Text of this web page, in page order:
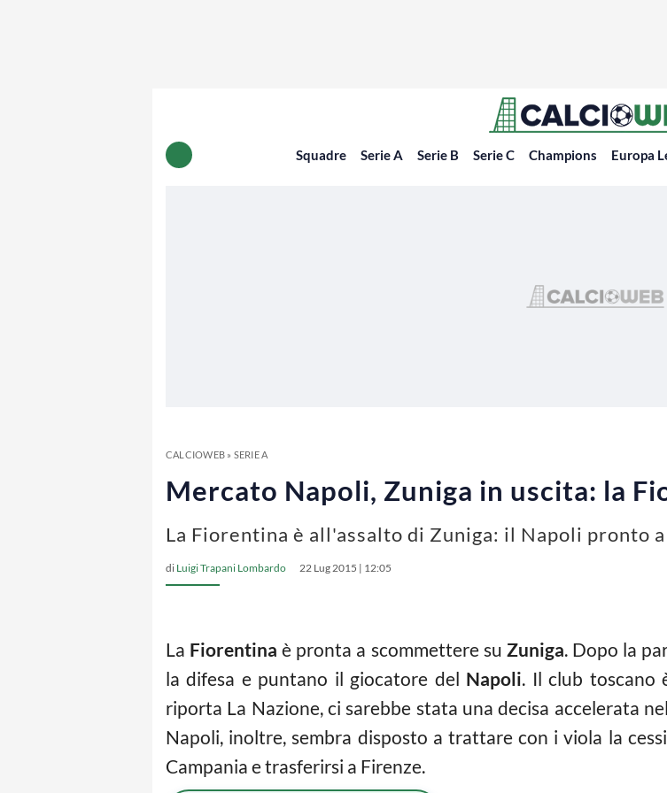
Squadre Serie A Serie B Serie C Champions Europa
CALCIOWEB» SERIE A
Mercato Napoli, Zuniga in uscita: la
La Fiorentina è all'assalto di Zuniga: il Napoli pronto
di Luigi Trapani Lombardo 22 Lug 2015 | 12:05
La Fiorentina è pronta a scommettere su Zuniga. Dopo la
la difesa e puntano il giocatore del Napoli. Il club toscano
riporta La Nazione, ci sarebbe stata una decisa accelerata
Napoli, inoltre, sembra disposto a trattare con i viola la
Campania e trasferirsi a Firenze.